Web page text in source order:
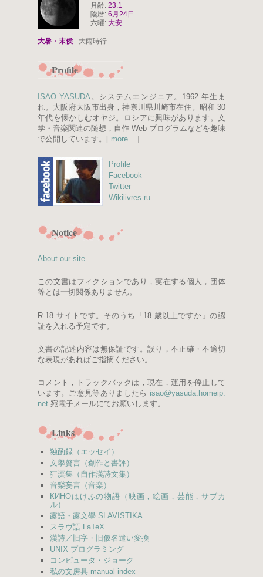
月齢: 23.1
陰暦: 6月24日
六曜: 大安
大暑・末侯 大雨時行
Profile
ISAO YASUDA 。システムエンジニア。1962 年生ま
れ。大阪府大阪市出身，神奈川県川崎市在住。昭和 30
年代を懐かしむオヤジ。ロシアに興味があります。文
学・音楽関連の随想，自作 Web プログラムなどを趣味
で公開しています。[ more... ]
Profile
Facebook
Twitter
Wikilivres.ru
Notice
About our site
この文書はフィクションであり，実在する個人，団体
等とは一切関係ありません。
R-18 サイトです。そのうち「18 歳以上ですか」の認
証を入れる予定です。
文書の記述内容は無保証です。誤り，不正確・不適切
な表現があればご指摘ください。
コメント，トラックバックは，現在，運用を停止して
います。ご意見等ありましたら isao@yasuda. homeip.
net 宛電子メールにてお願いします。
Links
独酌録（エッセイ）
文學贅言（創作と書評）
狂溟集（自作漢詩文集）
音樂妄言（音楽）
КИНОはけふの物語（映画，絵画，芸能，サブカ
ル）
露語・露文學 SLAVISTIKA
スラヴ語 LaTeX
漢詩／旧字・旧仮名遣い変換
UNIX プログラミング
コンピュータ・ジョーク
私の文房具 manual index